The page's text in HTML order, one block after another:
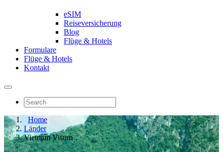
eSIM
Reiseversicherung
Blog
Flüge & Hotels
Formulare
Flüge & Hotels
Kontakt
Home
Länder
Vietnam Visum